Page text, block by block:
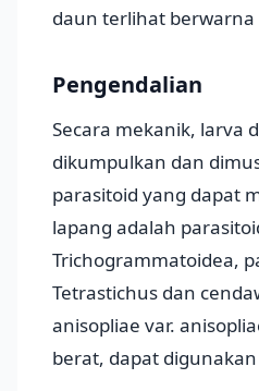
daun terlihat berwarna
Pengendalian
Secara mekanik, larva
dikumpulkan dan
parasitoid yang dapat
lapang adalah
Trichogrammatoidea,
Tetrastichus dan
anisopliae var.
berat, dapat